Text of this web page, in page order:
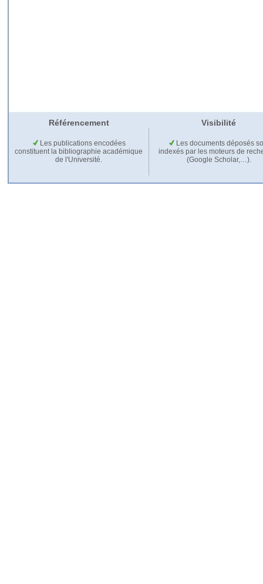
Référencement Visibilité
Les publications encodées
constituent la bibliographie académique
de l'Université.
Les documents déposés
indexés par les moteurs de
(Google Scholar,…).